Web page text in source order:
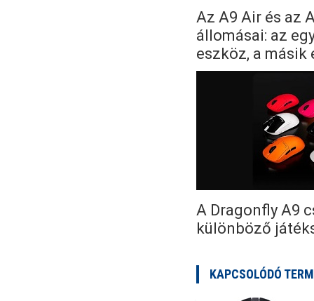
Az A9 Air és az
állomásai: az
eszköz, a
A Dragonfly A9
különböző
KAPCSOLÓDÓ